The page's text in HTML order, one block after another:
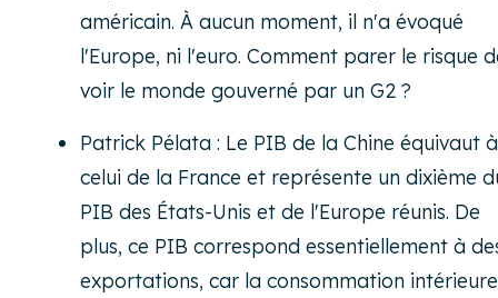
américain. À aucun moment, il n'a évoqué
l'Europe, ni l'euro. Comment parer le risque
voir le monde gouverné par un G2 ?
Patrick Pélata : Le PIB de la Chine équivaut à
celui de la France et représente un dixième
PIB des États-Unis et de l'Europe réunis. De
plus, ce PIB correspond essentiellement à
exportations, car la consommation intérieure